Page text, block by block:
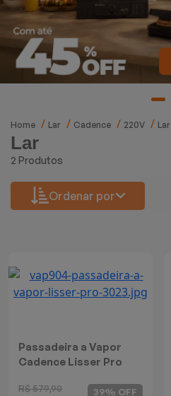
Home Lar Cadence 220V Lar
Lar
2 Produtos
Ordenar por
Passadeira a Vapor
Cadence Lisser Pro
R$ 579,90 39% OFF
Fritadeiras
Mixers
Coifas
Panelas Elétricas
Máquina de Waffle
Cooktops
Batedeiras